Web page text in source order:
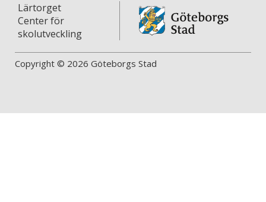
Lärtorget
Center för
skolutveckling
Copyright © 2026 Göteborgs Stad